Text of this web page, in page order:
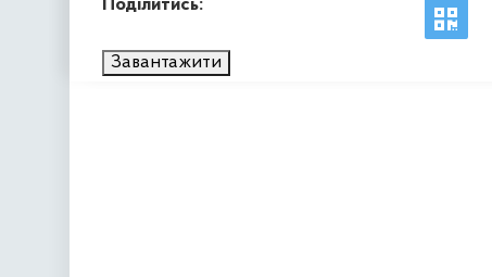
Поділитись:
Завантажити